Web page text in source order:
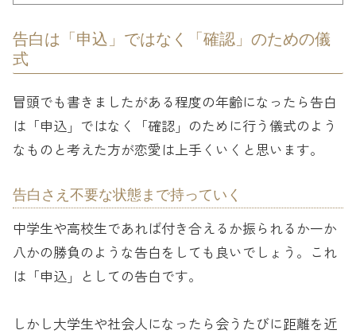
告白は「申込」ではなく「確認」のための儀
式
冒頭でも書きましたがある程度の年齢になったら告白
は「申込」ではなく「確認」のために行う儀式のよう
なものと考えた方が恋愛は上手くいくと思います。
告白さえ不要な状態まで持っていく
中学生や高校生であれば付き合えるか振られるか一か
八かの勝負のような告白をしても良いでしょう。これ
は「申込」としての告白です。
しかし大学生や社会人になったら会うたびに距離を近